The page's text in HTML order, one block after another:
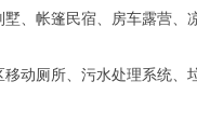
、帐篷民宿、房车露营
动厕所、污水处理系统